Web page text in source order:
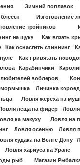
Зимний поплавок
Изготовление
тройников
на щуку
Как вязать
Как оснастить спиннинг
Как привязать
Карабинчики
воблеров
мормышка
Личинка
Ловля жереха на
леща на фидер
на макуху
Ловля на
Ловля осенью
Ловля
судака на Волге Дону
Ловля хариуса на Урале
рыб Магазин